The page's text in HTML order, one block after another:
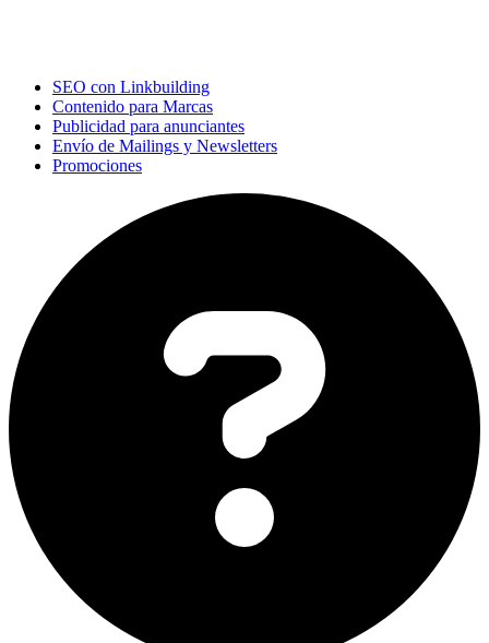
SEO con Linkbuilding
Contenido para Marcas
Publicidad para anunciantes
Envío de Mailings y Newsletters
Promociones